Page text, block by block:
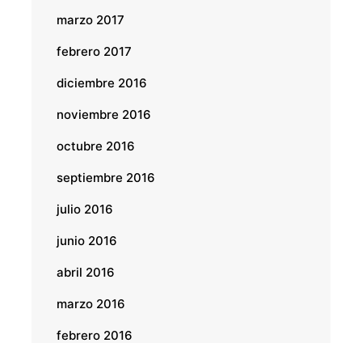
marzo 2017
febrero 2017
diciembre 2016
noviembre 2016
octubre 2016
septiembre 2016
julio 2016
junio 2016
abril 2016
marzo 2016
febrero 2016